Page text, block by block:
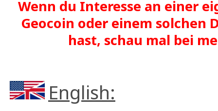
Wenn du Interesse an einer
Geocoin oder einem solchen
hast, schau mal bei
English: